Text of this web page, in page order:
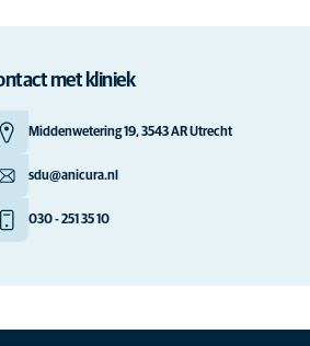
met kliniek
Middenwetering 19, 3543 AR Utrecht
sdu@anicura.nl
030 - 251 35 10